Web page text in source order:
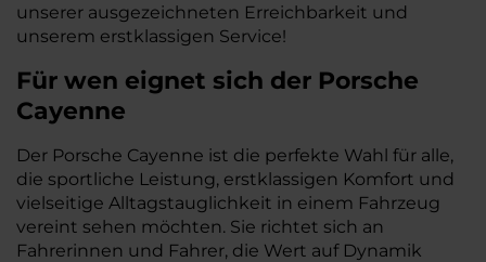
unserer ausgezeichneten Erreichbarkeit und
unserem erstklassigen Service!
Für wen eignet sich der Porsche
Cayenne
Der Porsche Cayenne ist die perfekte Wahl für alle,
die sportliche Leistung, erstklassigen Komfort und
vielseitige Alltagstauglichkeit in einem Fahrzeug
vereint sehen möchten. Sie richtet sich an
Fahrerinnen und Fahrer, die Wert auf Dynamik